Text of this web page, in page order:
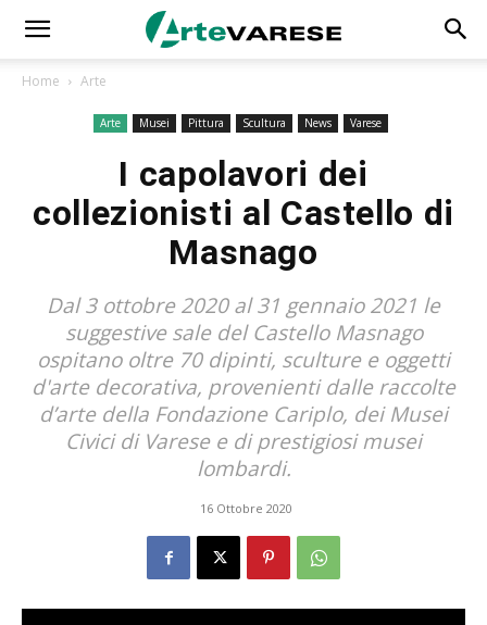
Home Arte
Arte Musei Pittura Scultura News Varese
I capolavori dei
collezionisti al Castello di
Masnago
Dal 3 ottobre 2020 al 31 gennaio 2021 le
suggestive sale del Castello Masnago
ospitano oltre 70 dipinti, sculture e oggetti
d'arte decorativa, provenienti dalle raccolte
d’arte della Fondazione Cariplo, dei Musei
Civici di Varese e di prestigiosi musei
lombardi.
16 Ottobre 2020